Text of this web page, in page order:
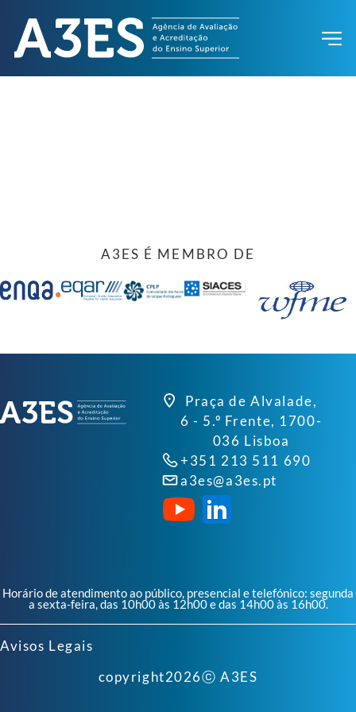
A3ES É MEMBRO DE
Praça de Alvalade,
6 - 5.º Frente, 1700-
036 Lisboa
+351 213 511 690
a3es@a3es.pt
Horário de atendimento ao público, presencial e telefónico: segunda
a sexta-feira, das 10h00 às 12h00 e das 14h00 às 16h00.
Avisos Legais
copyright2026ⓒ A3ES